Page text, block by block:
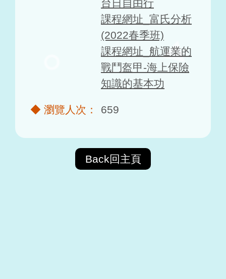
台日自由行
課程網址_富氏分析
(2022春季班)
課程網址_航運業的
戰鬥盔甲-海上保險
知識的基本功
659
Back回主頁